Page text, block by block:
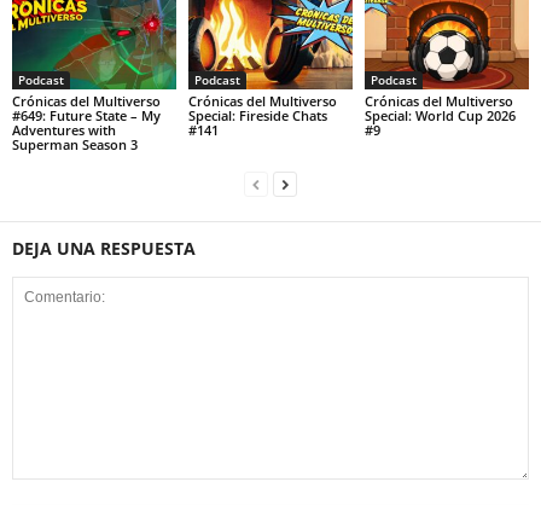
Podcast
Crónicas del Multiverso
#649: Future State – My
Adventures with
Superman Season 3
Podcast
Crónicas del Multiverso
Special: Fireside Chats
#141
Podcast
Crónicas del Multiverso
Special: World Cup 2026
#9
DEJA UNA RESPUESTA